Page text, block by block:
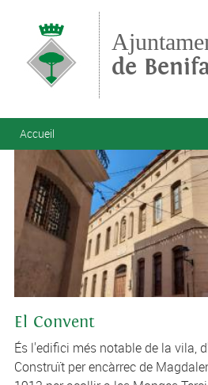
de
Vous êtes ici
Accueil
El Convent
És l'edifici més notable de la vila,
Construït per encàrrec de